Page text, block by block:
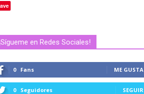
en Redes Sociales!
0 Fans ME GUSTA
0 Seguidores SEGUIR